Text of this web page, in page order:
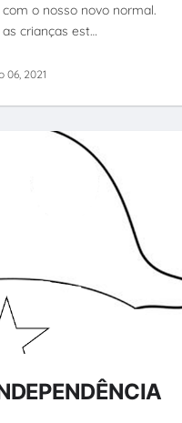
o nosso novo normal.
crianças est…
06, 2021